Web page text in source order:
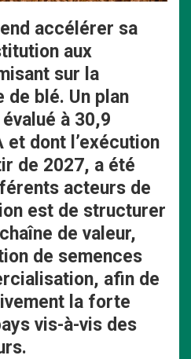
accélérer sa
aux
sur la
blé. Un plan
à 30,9
et dont l’exécution
de 2027, a été
acteurs de
est de structurer
de valeur,
de semences
afin de
la forte
vis-à-vis des